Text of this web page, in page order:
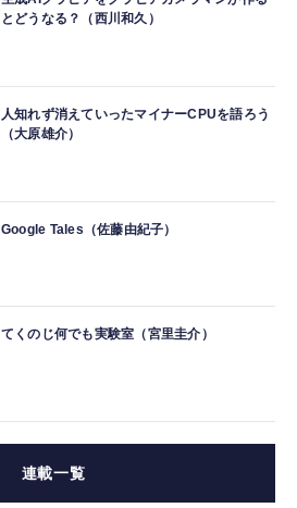
とどうなる？（西川和久）
人知れず消えていったマイナーCPUを語ろう
（大原雄介）
Google Tales（佐藤由紀子）
てくのじ何でも実験室（宮里圭介）
連載一覧